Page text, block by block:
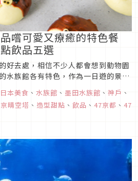
嚐可愛又療癒的特色餐
飲品五選
好去處，相信不少人都會想到動物園
水族館各有特色，作為一日遊的景點
了在水族館感受近距離探索海洋生物
族館限定的特色餐點，本次文章特別
的水族館限定餐點。有機會到以下五
日本美食 、 水族館 、 墨田水族館 、 神戶 、
晴空塔 、 造型甜點 、 飲品 、 47京都 、 47